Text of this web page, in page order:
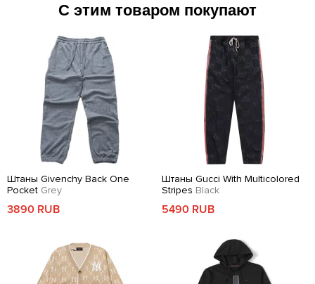
С этим товаром покупают
Штаны Givenchy Back One
Pocket Grey
3890 RUB
Штаны Gucci With Multicolored
Stripes Black
5490 RUB